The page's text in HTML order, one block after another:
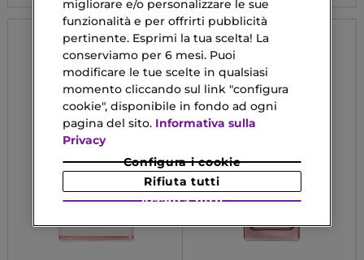
migliorare e/o personalizzare le sue
funzionalità e per offrirti pubblicità
pertinente. Esprimi la tua scelta! La
conserviamo per 6 mesi. Puoi
modificare le tue scelte in qualsiasi
momento cliccando sul link "configura
cookie", disponibile in fondo ad ogni
pagina del sito. Informativa sulla
Privacy
Configura i cookie
Rifiuta tutti
Accetta tutti